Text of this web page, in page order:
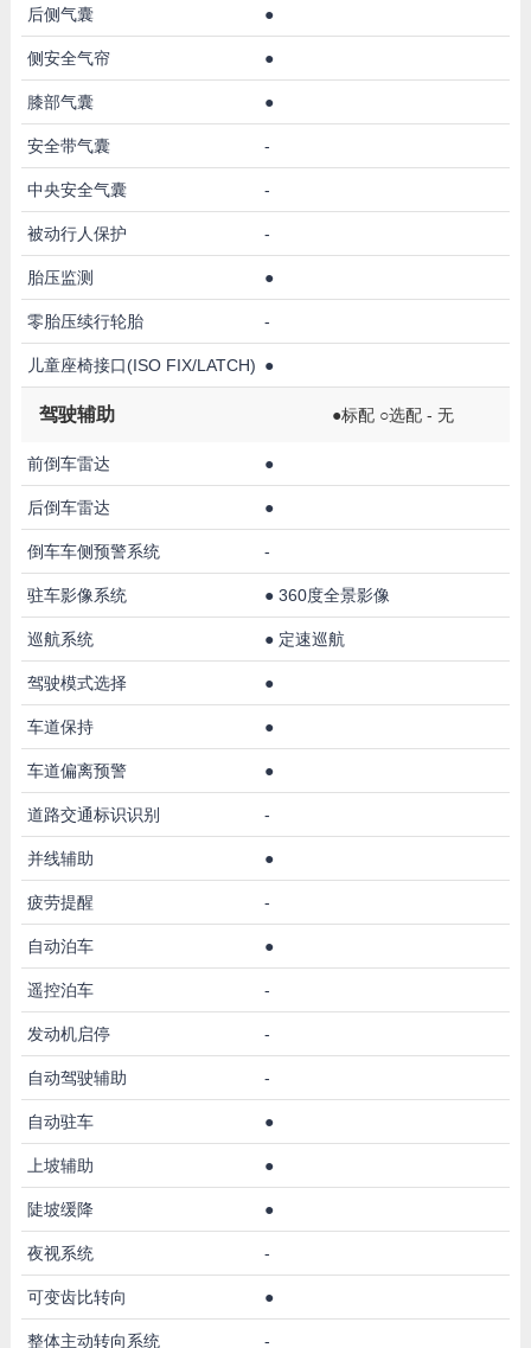
后侧气囊 ●
侧安全气帘 ●
膝部气囊 ●
安全带气囊 -
中央安全气囊 -
被动行人保护 -
胎压监测 ●
零胎压续行轮胎 -
儿童座椅接口(ISO FIX/LATCH) ●
驾驶辅助 ●标配 ○选配 - 无
前倒车雷达 ●
后倒车雷达 ●
倒车车侧预警系统 -
驻车影像系统 ● 360度全景影像
巡航系统 ● 定速巡航
驾驶模式选择 ●
车道保持 ●
车道偏离预警 ●
道路交通标识识别 -
并线辅助 ●
疲劳提醒 -
自动泊车 ●
遥控泊车 -
发动机启停 -
自动驾驶辅助 -
自动驻车 ●
上坡辅助 ●
陡坡缓降 ●
夜视系统 -
可变齿比转向 ●
整体主动转向系统 -